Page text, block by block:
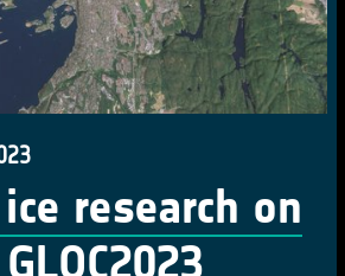
research on